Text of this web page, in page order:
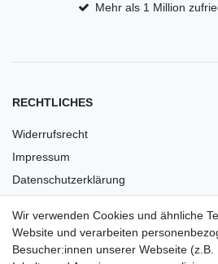
Mehr als 1 Million
RECHTLICHES
Widerrufsrecht
Impressum
Datenschutzerklärung
Versandkosten
Barrierefreiheit
Wir verwenden Cookies und ähnliche
Website und verarbeiten
Besucher:innen unserer Webseite (z.B.